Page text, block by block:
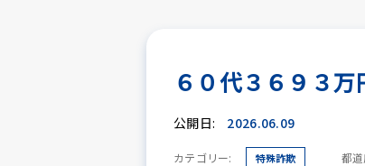
６０代３６９３
公開日: 2026.06.09
カテゴリー: 特殊詐欺 都